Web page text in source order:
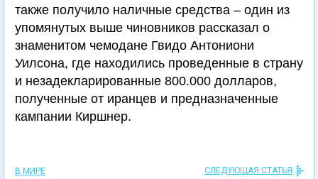
также получило наличные средства – один из
упомянутых выше чиновников рассказал о
знаменитом чемодане Гвидо Антониони
Уилсона, где находились проведенные в страну
и незадекларированные 800.000 долларов,
полученные от иранцев и предназначенные
кампании Киршнер.
В МИРЕ СЛЕДУЮЩАЯ СТАТЬЯ